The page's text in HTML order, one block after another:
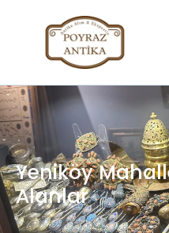
Yeniköy
Alanlar